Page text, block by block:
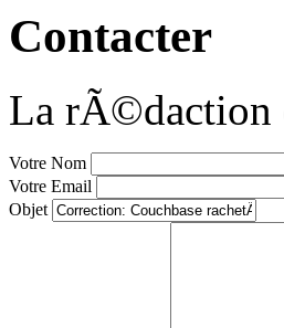
Contacter
La rÃ©daction
Votre Nom
Votre Email
Objet